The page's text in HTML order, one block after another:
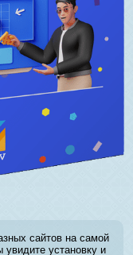
сайтов на самой
установку и